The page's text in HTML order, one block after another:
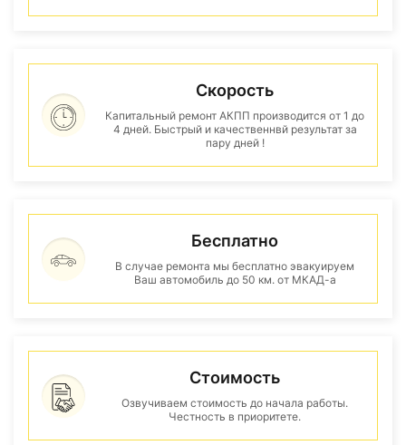
Скорость
Капитальный ремонт АКПП производится от 1 до
4 дней. Быстрый и качественнвй результат за
пару дней !
Бесплатно
В случае ремонта мы бесплатно эвакуируем
Ваш автомобиль до 50 км. от МКАД-а
Стоимость
Озвучиваем стоимость до начала работы.
Честность в приоритете.